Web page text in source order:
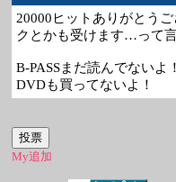
20000ヒットありがとう
クとかも受けます…って
B-PASSまだ読んでない
DVDも買ってないよ！
My追加